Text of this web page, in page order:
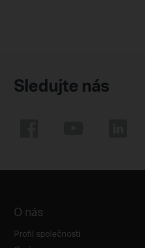
Sledujte nás
O nás
Profil společnosti